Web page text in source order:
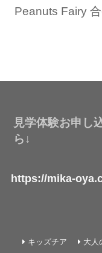
Peanuts Fairy
見学体験お申し
ら↓
https://mika-
キッズチア 大人